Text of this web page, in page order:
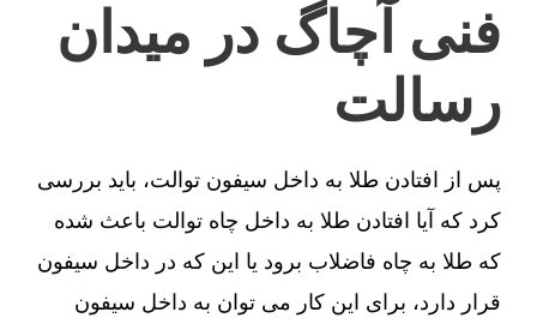
فنی آچاگ در میدان
رسالت
پس از افتادن طلا به داخل سیفون توالت، باید بررسی
کرد که آیا افتادن طلا به داخل چاه توالت باعث شده
که طلا به چاه فاضلاب برود یا این که در داخل سیفون
قرار دارد، برای این کار می توان به داخل سیفون